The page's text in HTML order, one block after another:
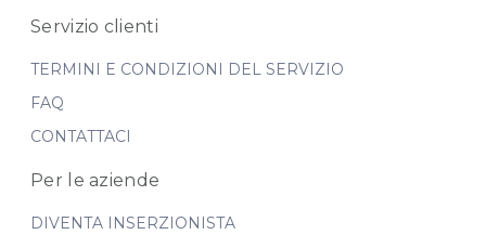
Servizio clienti
TERMINI E CONDIZIONI DEL SERVIZIO
FAQ
CONTATTACI
Per le aziende
DIVENTA INSERZIONISTA